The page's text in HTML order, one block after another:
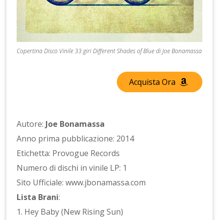
Copertina Disco Vinile 33 giri Different Shades of Blue di Joe Bonamassa
Acquista Ora
Autore: Joe Bonamassa
Anno prima pubblicazione: 2014
Etichetta: Provogue Records
Numero di dischi in vinile LP: 1
Sito Ufficiale: www.jbonamassa.com
Lista Brani:
1. Hey Baby (New Rising Sun)